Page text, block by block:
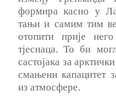
формира касно у
тањи и самим тим
отопити прије
тјеснаца. То би
састојака за
смањени капацитет
из атмосфере.